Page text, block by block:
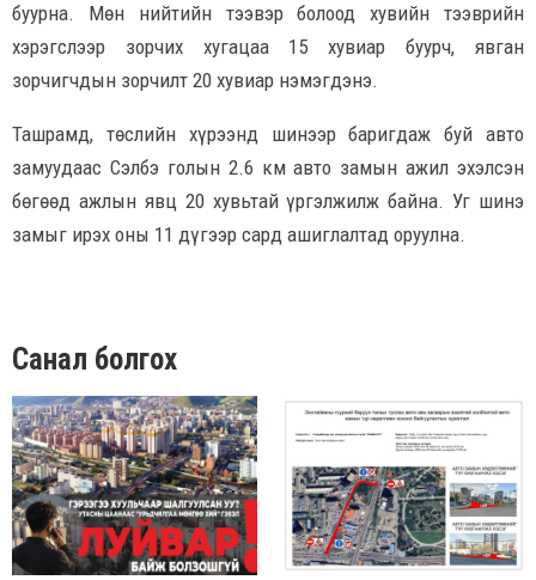
буурна. Мөн нийтийн тээвэр болоод хувийн тээврийн
хэрэгслээр зорчих хугацаа 15 хувиар буурч, явган
зорчигчдын зорчилт 20 хувиар нэмэгдэнэ.
Ташрамд, төслийн хүрээнд шинээр баригдаж буй авто
замуудаас Сэлбэ голын 2.6 км авто замын ажил эхэлсэн
бөгөөд ажлын явц 20 хувьтай үргэлжилж байна. Уг шинэ
замыг ирэх оны 11 дүгээр сард ашиглалтад оруулна.
Санал болгох